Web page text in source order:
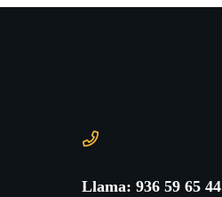
Llama: 936 59 65 44